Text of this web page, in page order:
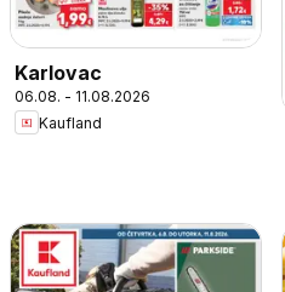
Karlovac
06.08. - 11.08.2026
Kaufland